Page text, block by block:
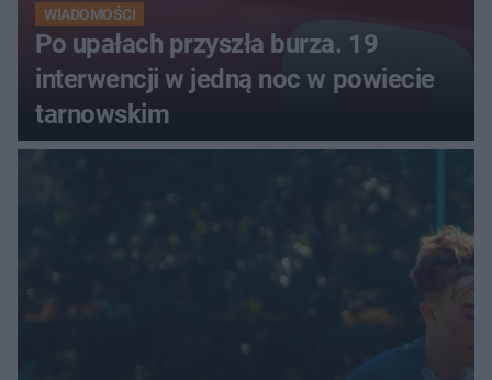
WIADOMOŚCI
Po upałach przyszła burza. 19
interwencji w jedną noc w powiecie
tarnowskim